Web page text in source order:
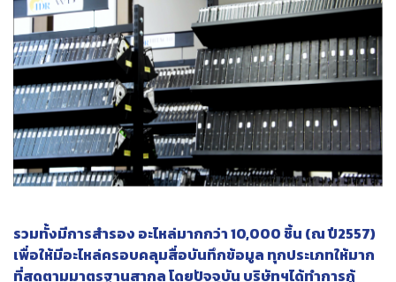
รวมทั้งมีการสำรอง อะไหล่มากกว่า 10,000 ชิ้น (ณ ปี2557)
เพื่อให้มีอะไหล่ครอบคลุมสื่อบันทึกข้อมูล ทุกประเภทให้มาก
ที่สุดตามมาตรฐานสากล โดยปัจจุบัน บริษัทฯได้ทำการกู้